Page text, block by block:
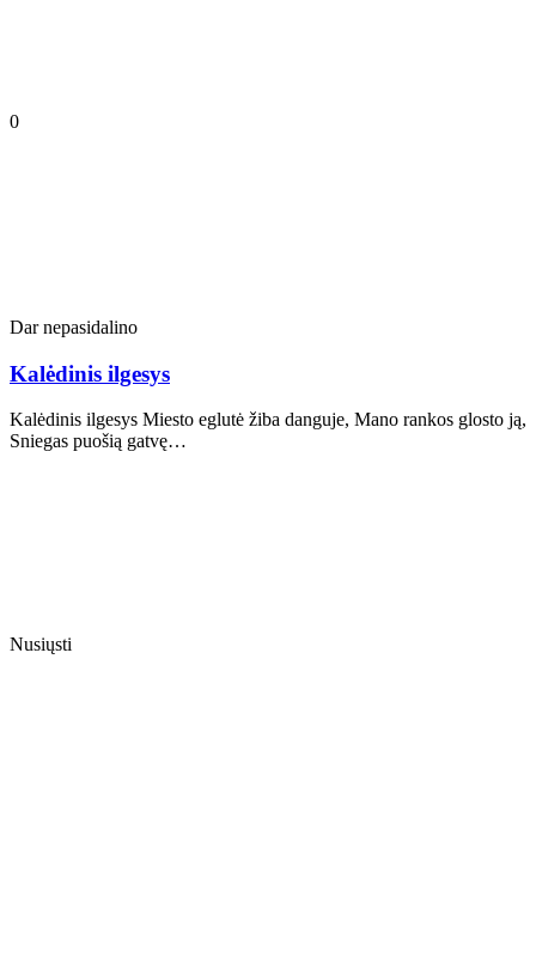
0
Dar nepasidalino
Kalėdinis ilgesys
Kalėdinis ilgesys Miesto eglutė žiba danguje, Mano rankos glosto ją,
Sniegas puošią gatvę…
Nusiųsti